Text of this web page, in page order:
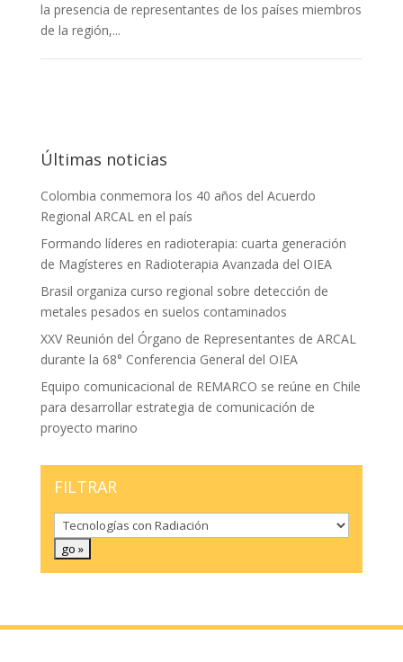
la presencia de representantes de los países miembros
de la región,...
Últimas noticias
Colombia conmemora los 40 años del Acuerdo
Regional ARCAL en el país
Formando líderes en radioterapia: cuarta generación
de Magísteres en Radioterapia Avanzada del OIEA
Brasil organiza curso regional sobre detección de
metales pesados en suelos contaminados
XXV Reunión del Órgano de Representantes de ARCAL
durante la 68° Conferencia General del OIEA
Equipo comunicacional de REMARCO se reúne en Chile
para desarrollar estrategia de comunicación de
proyecto marino
FILTRAR